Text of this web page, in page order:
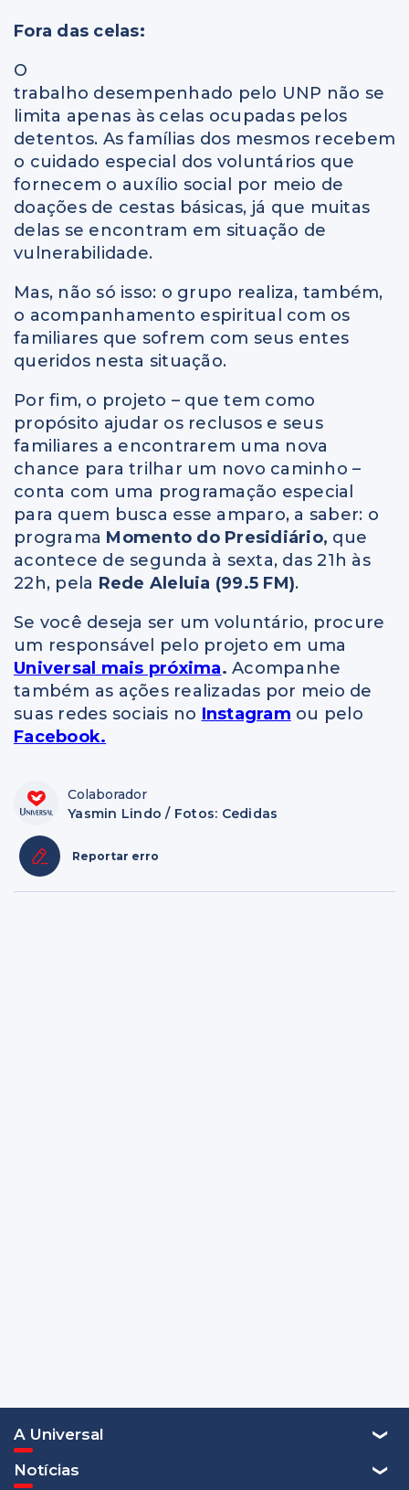
Fora das celas:
O
trabalho desempenhado pelo UNP não se
limita apenas às celas ocupadas pelos
detentos. As famílias dos mesmos recebem
o cuidado especial dos voluntários que
fornecem o auxílio social por meio de
doações de cestas básicas, já que muitas
delas se encontram em situação de
vulnerabilidade.
Mas, não só isso: o grupo realiza, também,
o acompanhamento espiritual com os
familiares que sofrem com seus entes
queridos nesta situação.
Por fim, o projeto – que tem como
propósito ajudar os reclusos e seus
familiares a encontrarem uma nova
chance para trilhar um novo caminho –
conta com uma programação especial
para quem busca esse amparo, a saber: o
programa Momento do Presidiário, que
acontece de segunda à sexta, das 21h às
22h, pela Rede Aleluia (99.5 FM).
Se você deseja ser um voluntário, procure
um responsável pelo projeto em uma
Universal mais próxima. Acompanhe
também as ações realizadas por meio de
suas redes sociais no Instagram ou pelo
Facebook.
Colaborador
Yasmin Lindo / Fotos: Cedidas
Reportar erro
A Universal
Notícias